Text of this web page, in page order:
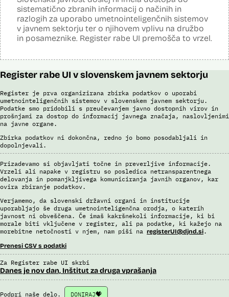
sistematično zbranih informacij o načinih in
razlogih za uporabo umetnointeligenčnih sistemov
v javnem sektorju ter o njihovem vplivu na družbo
in posameznike. Register rabe UI premošča to vrzel.
Register rabe UI v slovenskem javnem sektorju
Register je prva organizirana zbirka podatkov o uporabi
umetnointeligenčnih sistemov v slovenskem javnem sektorju.
Podatke smo pridobili s preučevanjem javno dostopnih virov in
prošnjami za dostop do informacij javnega značaja, naslovljenimi
na javne organe.
Zbirka podatkov ni dokončna, redno jo bomo posodabljali in
dopolnjevali.
Prizadevamo si objavljati točne in preverljive informacije.
Vrzeli ali napake v registru so posledica netransparentnega
delovanja in pomanjkljivega komuniciranja javnih organov, kar
ovira zbiranje podatkov.
Verjamemo, da slovenski državni organi in institucije
uporabljajo še druga umetnointeligenčna orodja, o katerih
javnost ni obveščena. Če imaš kakršnekoli informacije, ki bi
morale biti vključene v register, ali pa podatke, ki kažejo na
morebitne netočnosti v njem, nam piši na registerUI@djnd.si.
Prenesi CSV s podatki
Za Register rabe UI skrbi
Danes je nov dan, Inštitut za druga vprašanja
Podpri naše delo. DONIRAJ